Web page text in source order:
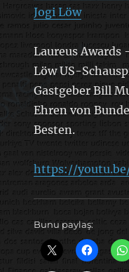
Jogi Löw
Laureus Awards
Löw US-
Gastgeber Bill
Ehren von
Besten.
https://youtu.be/
Bunu paylaş: